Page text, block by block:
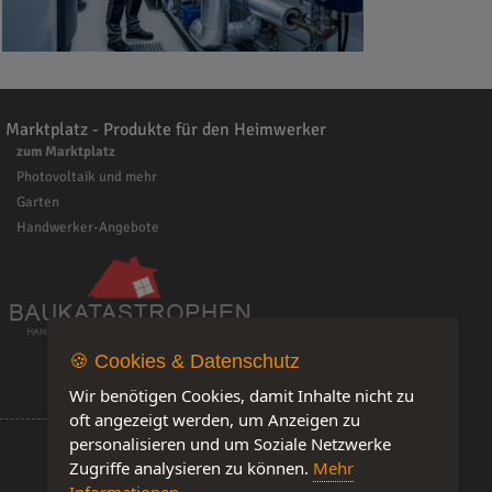
Marktplatz - Produkte für den Heimwerker
zum Marktplatz
Photovoltaik und mehr
Garten
Handwerker-Angebote
🍪 Cookies & Datenschutz
Wir benötigen Cookies, damit Inhalte nicht zu
oft angezeigt werden, um Anzeigen zu
personalisieren und um Soziale Netzwerke
Zugriffe analysieren zu können. Mehr